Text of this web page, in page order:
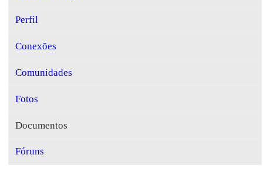
Perfil
Conexões
Comunidades
Fotos
Documentos
Fóruns